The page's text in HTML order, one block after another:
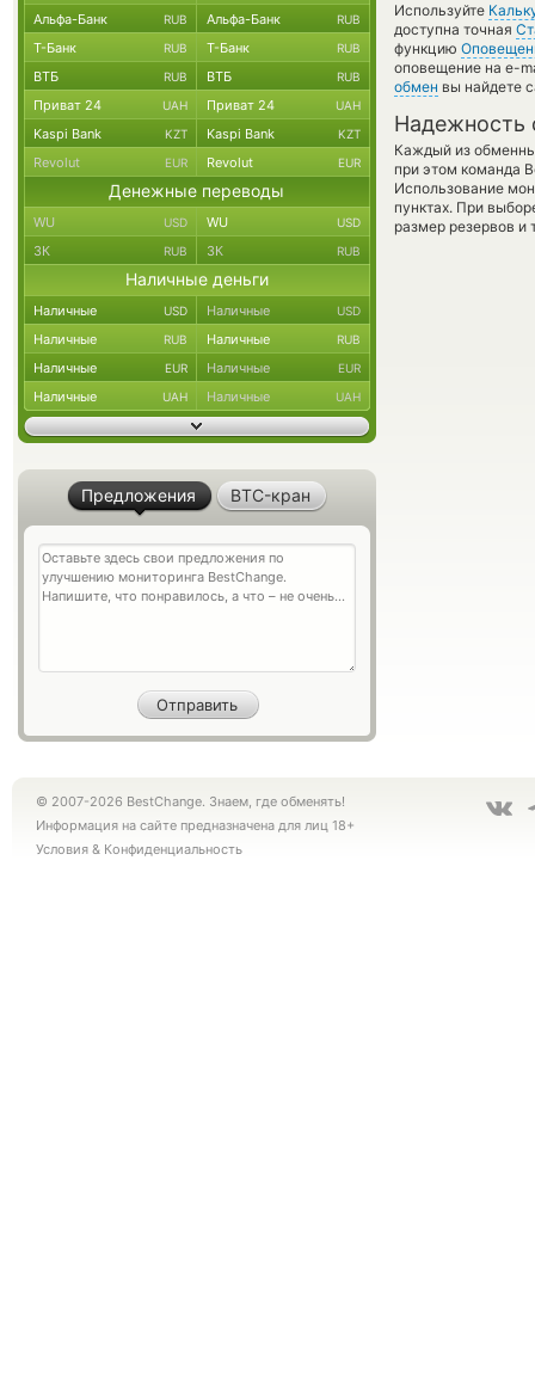
Используйте
доступна точная
функцию
оповещение на e-
обмен вы найдете
Надежность
Каждый из
при этом команда
Использование
пунктах. При
размер резервов и
Альфа-Банк RUB Альфа-Банк RUB
Т-Банк RUB Т-Банк RUB
ВТБ RUB ВТБ RUB
Приват 24 UAH Приват 24 UAH
Kaspi Bank KZT Kaspi Bank KZT
Revolut EUR Revolut EUR
Денежные переводы
WU USD WU USD
ЗК RUB ЗК RUB
Наличные деньги
Наличные USD Наличные USD
Наличные RUB Наличные RUB
Наличные EUR Наличные EUR
Наличные UAH Наличные UAH
Предложения BTC-кран
© 2007-2026 BestChange. Знаем, где обменять!
Информация на сайте предназначена для лиц 18+
Условия & Конфиденциальность